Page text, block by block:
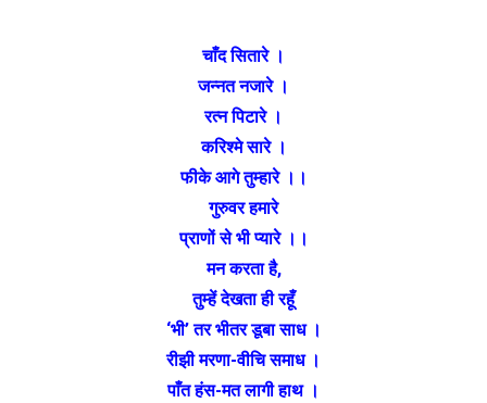
चाँद सितारे ।
जन्नत नजारे ।
रत्न पिटारे ।
करिश्मे सारे ।
फीके आगे तुम्हारे ।।
गुरुवर हमारे
प्राणों से भी प्यारे ।।
मन करता है,
तुम्हें देखता ही रहूँ
‘भी’ तर भीतर डूबा साध ।
रीझी मरणा-वीचि समाध ।
पाँत हंस-मत लागी हाथ ।